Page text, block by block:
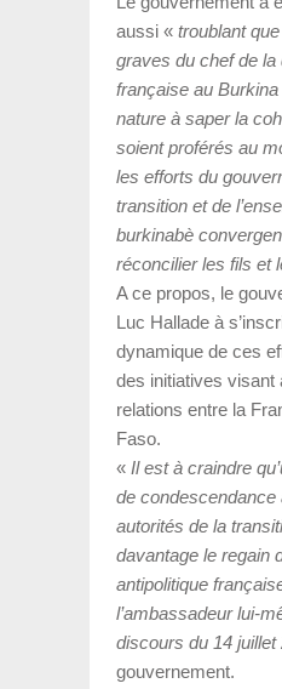
aussi « troublant
graves du chef de la
française au
nature à saper la
soient proférés au
les efforts du
transition et de
burkinabè
réconcilier les fils et
A ce propos, le
Luc Hallade à
dynamique de ces
des initiatives visant
relations entre la
Faso.
« Il est à craindre
de condescendance
autorités de la
davantage le regain
antipolitique
l’ambassadeur lui-
discours du 14 juillet
gouvernement.